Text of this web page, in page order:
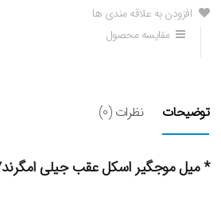
عقب
جیلی
X7
افزودن به علاقه مندی ها
مقایسه محصول
توضیحات نظرات (0)
* میل موجگیر اسکل عقب جیلی امگرندX7 شاسی